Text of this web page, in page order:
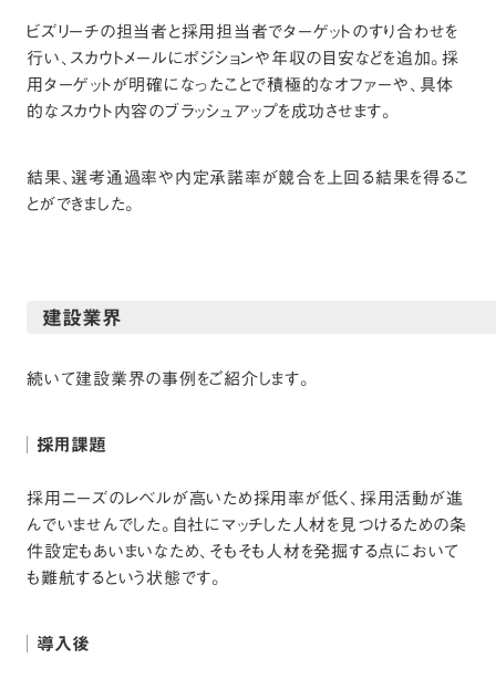
ビズリーチの担当者と採用担当者でターゲットのすり合わせを
行い、スカウトメールにポジションや年収の目安などを追加。採
用ターゲットが明確になったことで積極的なオファーや、具体
的なスカウト内容のブラッシュアップを成功させます。
結果、選考通過率や内定承諾率が競合を上回る結果を得るこ
とができました。
建設業界
続いて建設業界の事例をご紹介します。
採用課題
採用ニーズのレベルが高いため採用率が低く、採用活動が進
んでいませんでした。自社にマッチした人材を見つけるための条
件設定もあいまいなため、そもそも人材を発掘する点において
も難航するという状態です。
導入後